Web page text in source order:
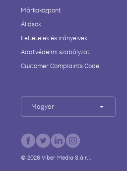
Márkaközpont
Állások
Feltételek és irányelvek
Adatvédelmi szabályzat
Customer Complaints Code
Magyar
© 2026Viber Media S.à r.l.